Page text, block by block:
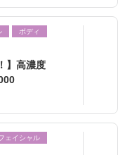
ボディ
】高濃度
ェイシャル